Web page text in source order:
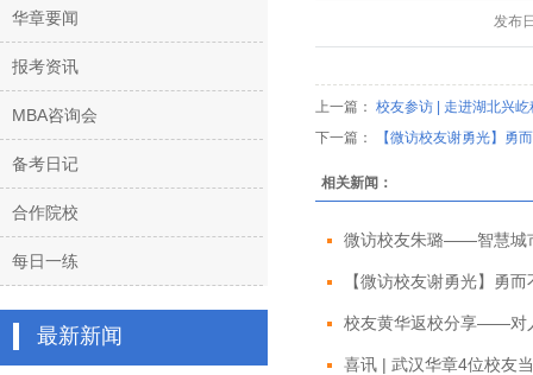
华章要闻
报考资讯
MBA咨询会
备考日记
合作院校
每日一练
最新新闻
发布
上一篇： 校友参访 | 走进湖北兴
下一篇：
【微访校友谢勇光】勇
相关新闻：
微访校友朱璐——智慧城
【微访校友谢勇光】勇
校友黄华返校分享——对
喜讯 | 武汉华章4位校友